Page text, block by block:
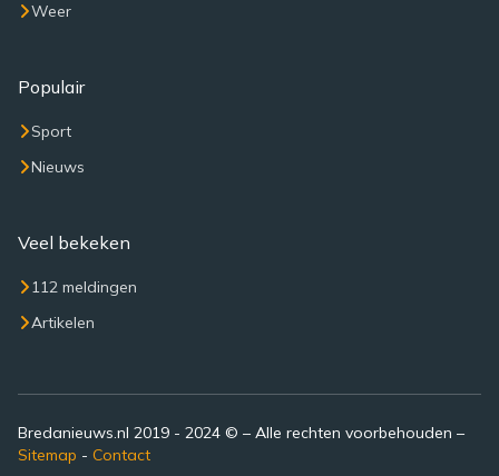
Weer
Populair
Sport
Nieuws
Veel bekeken
112 meldingen
Artikelen
Bredanieuws.nl 2019 - 2024 © – Alle rechten voorbehouden –
Sitemap - Contact